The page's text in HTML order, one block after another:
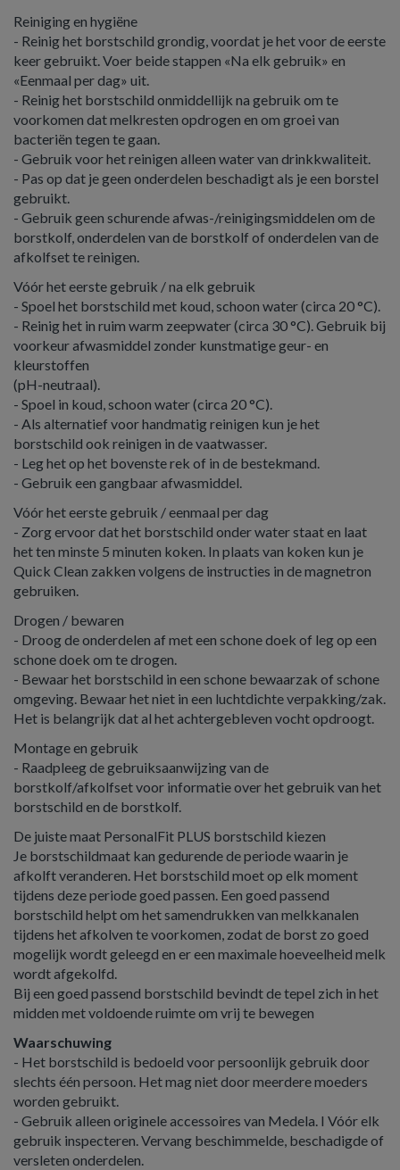
Reiniging en hygiëne
- Reinig het borstschild grondig, voordat je het voor de eerste
keer gebruikt. Voer beide stappen «Na elk gebruik» en
«Eenmaal per dag» uit.
- Reinig het borstschild onmiddellijk na gebruik om te
voorkomen dat melkresten opdrogen en om groei van
bacteriën tegen te gaan.
- Gebruik voor het reinigen alleen water van drinkkwaliteit.
- Pas op dat je geen onderdelen beschadigt als je een borstel
gebruikt.
- Gebruik geen schurende afwas-/reinigingsmiddelen om de
borstkolf, onderdelen van de borstkolf of onderdelen van de
afkolfset te reinigen.
Vóór het eerste gebruik / na elk gebruik
- Spoel het borstschild met koud, schoon water (circa 20 °C).
- Reinig het in ruim warm zeepwater (circa 30 °C). Gebruik bij
voorkeur afwasmiddel zonder kunstmatige geur- en
kleurstoffen
(pH-neutraal).
- Spoel in koud, schoon water (circa 20 °C).
- Als alternatief voor handmatig reinigen kun je het
borstschild ook reinigen in de vaatwasser.
- Leg het op het bovenste rek of in de bestekmand.
- Gebruik een gangbaar afwasmiddel.
Vóór het eerste gebruik / eenmaal per dag
- Zorg ervoor dat het borstschild onder water staat en laat
het ten minste 5 minuten koken. In plaats van koken kun je
Quick Clean zakken volgens de instructies in de magnetron
gebruiken.
Drogen / bewaren
- Droog de onderdelen af met een schone doek of leg op een
schone doek om te drogen.
- Bewaar het borstschild in een schone bewaarzak of schone
omgeving. Bewaar het niet in een luchtdichte verpakking/zak.
Het is belangrijk dat al het achtergebleven vocht opdroogt.
Montage en gebruik
- Raadpleeg de gebruiksaanwijzing van de
borstkolf/afkolfset voor informatie over het gebruik van het
borstschild en de borstkolf.
De juiste maat PersonalFit PLUS borstschild kiezen
Je borstschildmaat kan gedurende de periode waarin je
afkolft veranderen. Het borstschild moet op elk moment
tijdens deze periode goed passen. Een goed passend
borstschild helpt om het samendrukken van melkkanalen
tijdens het afkolven te voorkomen, zodat de borst zo goed
mogelijk wordt geleegd en er een maximale hoeveelheid melk
wordt afgekolfd.
Bij een goed passend borstschild bevindt de tepel zich in het
midden met voldoende ruimte om vrij te bewegen
Waarschuwing
- Het borstschild is bedoeld voor persoonlijk gebruik door
slechts één persoon. Het mag niet door meerdere moeders
worden gebruikt.
- Gebruik alleen originele accessoires van Medela. I Vóór elk
gebruik inspecteren. Vervang beschimmelde, beschadigde of
versleten onderdelen.